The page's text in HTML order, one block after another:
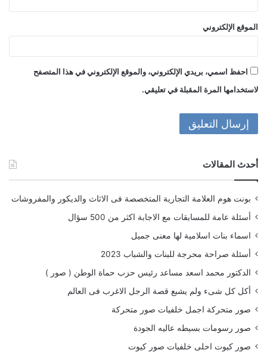
الموقع الإلكتروني
احفظ اسمي، بريدي الإلكتروني، والموقع الإلكتروني في هذا المتصفح
لاستخدامها المرة المقبلة في تعليقي.
أحدث المقالات
بونت هوم العلامة التجارية المتخصصة فى الاثاث والديكور والمفروشات
أسئلة عامة للمسابقات مع الاجابة اكثر من 500 سؤال
اسماء بنات اسلامية لها معنى جميل
أسئلة صراحة محرجة للبنات والشباب 2023
الدكتور محمد اسعد مساعد رئيس حزب حماة الوطن ( صور )
أكل كل شىء ولم يشبع قصة الرجل الاغرب فى العالم
صور متحركة اجمل خلفيات صور متحركة
صور رسومات بسيطه عاليه الجودة
صور كيوت احلى خلفيات صور كيوت